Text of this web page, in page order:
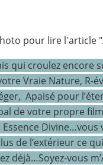
pour lire l'article
qui croulez
Vraie Nature, R-
Apaisé pour
de votre propre
de l’extérieur ce
déjà…Soyez-vous